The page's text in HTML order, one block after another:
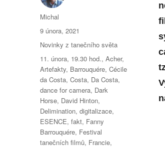
Autor:
Michal
Publikováno:
9 února, 2021
Rubriky:
Novinky z tanečního světa
Štítky:
11. února, 19.30 hod.,Acher,
Artefakty, Barrouquére,Cécile
da Costa,Costa, Da Costa,
dance for camera, Dark
Horse, David Hinton,
Delimination,digitalizace,
ESENCE,fakt, Fanny
Barrouquére, Festival
tanečních filmů, Francie,